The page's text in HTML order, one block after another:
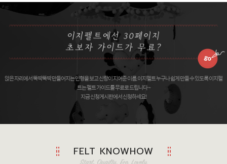
앉은 자리에서 뚝딱뚝딱 만들어지는 인형을 보고 신랑이 지어준 이름, 이지펠트 누구나 쉽게 만들 수 있도록 이지펠
트는 펠트 가이드를 무료로 드립니다 ~
지금 신청게시판에서 신청하세요!
FELT KNOWHOW